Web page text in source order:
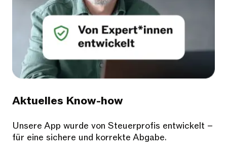
Aktuelles Know-how
Unsere App wurde von Steuerprofis entwickelt –
für eine sichere und korrekte Abgabe.